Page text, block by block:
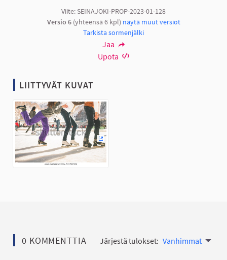
Viite: SEINAJOKI-PROP-2023-01-128
Versio 6(yhteensä 6 kpl) näytä muut versiot
Tarkista sormenjälki
Jaa
Upota
LIITTYVÄT KUVAT
(Ulkoinen linkki)
0 KOMMENTTIA Järjestä tulokset: Vanhimmat